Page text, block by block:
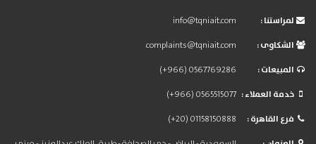
: لمراستنا
info@tqniait.com
: الشكاوى
complaints@tqniait.com
: المبيعات
(+966) 0567769286
: خدمة العملاء
(+966) 0565515077
: فرع القاهرة
(+20) 01158150888